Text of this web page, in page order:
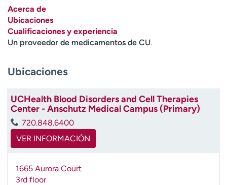
comunicación
Contáctenos
A
ú
m
n
Acerca de
Ubicaciones
Cualificaciones y experiencia
Un proveedor de medicamentos de CU.
Ubicaciones
UCHealth Blood Disorders and Cell Therapies
Center - Anschutz Medical Campus (Primary)
720.848.6400
VER INFORMACIÓN
1665 Aurora Court
3rd floor